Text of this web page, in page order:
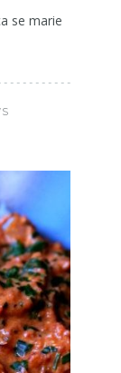
se marie